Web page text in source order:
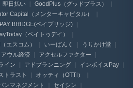
即日払い
GoodPlus（グッドプラス）
Capital（メンターキャピタル）
PAY BRIDGE(ペイブリッジ)
（ペイトゥデイ）
エスコム） いーばんく
うりかけ堂
アウル経済
アクセルファクター
イン アドプランニング
インボイスPay
トラスト
オッティ（OTTI）
ンマネジメント
セイシン